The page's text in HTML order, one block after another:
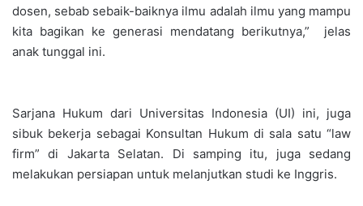
dosen, sebab sebaik-baiknya ilmu adalah ilmu yang mampu
kita bagikan ke generasi mendatang berikutnya,” jelas
anak tunggal ini.
Sarjana Hukum dari Universitas Indonesia (UI) ini, juga
sibuk bekerja sebagai Konsultan Hukum di sala satu “law
firm” di Jakarta Selatan. Di samping itu, juga sedang
melakukan persiapan untuk melanjutkan studi ke Inggris.